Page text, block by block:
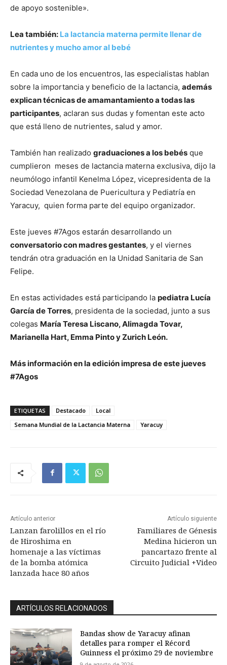
de apoyo sostenible».
Lea también: La lactancia materna permite llenar de
nutrientes y mucho amor al bebé
En cada uno de los encuentros, las especialistas hablan
sobre la importancia y beneficio de la lactancia, además
explican técnicas de amamantamiento a todas las
participantes, aclaran sus dudas y fomentan este acto
que está lleno de nutrientes, salud y amor.
También han realizado graduaciones a los bebés que
cumplieron meses de lactancia materna exclusiva, dijo la
neumólogo infantil Kenelma López, vicepresidenta de la
Sociedad Venezolana de Puericultura y Pediatría en
Yaracuy, quien forma parte del equipo organizador.
Este jueves #7Agos estarán desarrollando un
conversatorio con madres gestantes, y el viernes
tendrán otra graduación en la Unidad Sanitaria de San
Felipe.
En estas actividades está participando la pediatra Lucía
García de Torres, presidenta de la sociedad, junto a sus
colegas María Teresa Liscano, Alimagda Tovar,
Marianella Hart, Emma Pinto y Zurich León.
Más información en la edición impresa de este jueves
#7Agos
ETIQUETAS Destacado
Local
Semana Mundial de la Lactancia Materna
Yaracuy
Artículo anterior
Lanzan farolillos en el río
de Hiroshima en
homenaje a las víctimas
de la bomba atómica
lanzada hace 80 años
Artículo siguiente
Familiares de Génesis
Medina hicieron un
pancartazo frente al
Circuito Judicial +Video
ARTÍCULOS RELACIONADOS
Bandas show de Yaracuy afinan
detalles para romper el Récord
Guinness el próximo 29 de noviembre